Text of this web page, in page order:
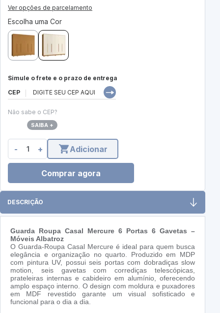
Ver opções de parcelamento
Escolha uma Cor
Simule o frete e o prazo de entrega
CEP
Não sabe o CEP?
SAIBA +
- + Adicionar
Comprar agora
DESCRIÇÃO
Guarda Roupa Casal Mercure 6 Portas 6 Gavetas –
Móveis Albatroz
O Guarda-Roupa Casal Mercure é ideal para quem busca
elegância e organização no quarto. Produzido em MDP
com pintura UV, possui seis portas com dobradiças slow
motion, seis gavetas com corrediças telescópicas,
prateleiras internas e cabideiro em alumínio, oferecendo
amplo espaço interno. O design com moldura e puxadores
em MDF revestido garante um visual sofisticado e
funcional para o dia a dia.